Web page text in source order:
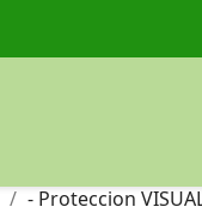
- Proteccion